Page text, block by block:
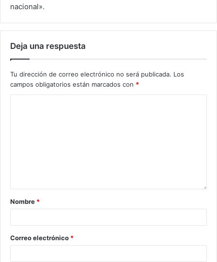
nacional».
Deja una respuesta
Tu dirección de correo electrónico no será publicada. Los
campos obligatorios están marcados con *
Nombre *
Correo electrónico *